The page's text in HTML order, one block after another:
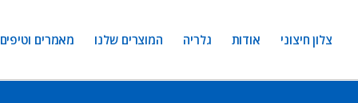
צלון חיצוני אודות גלריה המוצרים שלנו מאמרים וטיפים